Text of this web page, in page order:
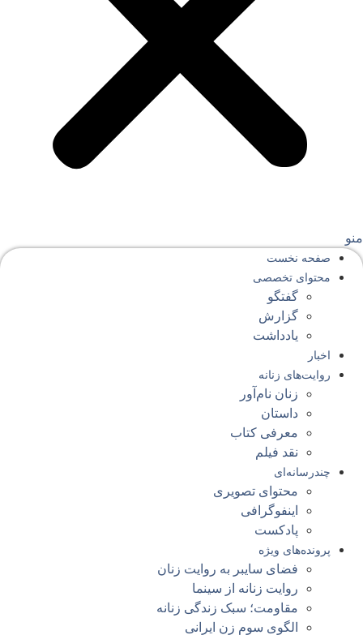
صفحه‌ نخست
محتوای‌ تخصصی
گفتگو
گزارش
یادداشت
اخبار
روایت‌های زنانه
زنان نام‌آور
داستان
معرفی کتاب
نقد فیلم
چندرسانه‌ای
محتوای تصویری
اینفوگرافی
پادکست
پرونده‌های ویژه
فضای سایبر به روایت زنان
روایت زنانه از سینما
مقاومت؛ سبک زندگی زنانه
الگوی سوم زن ایرانی